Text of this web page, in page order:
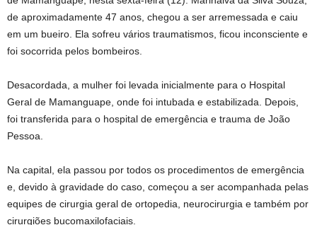
de aproximadamente 47 anos, chegou a ser arremessada e caiu
em um bueiro. Ela sofreu vários traumatismos, ficou inconsciente e
foi socorrida pelos bombeiros.
Desacordada, a mulher foi levada inicialmente para o Hospital
Geral de Mamanguape, onde foi intubada e estabilizada. Depois,
foi transferida para o hospital de emergência e trauma de João
Pessoa.
Na capital, ela passou por todos os procedimentos de emergência
e, devido à gravidade do caso, começou a ser acompanhada pelas
equipes de cirurgia geral de ortopedia, neurocirurgia e também por
cirurgiões bucomaxilofaciais.